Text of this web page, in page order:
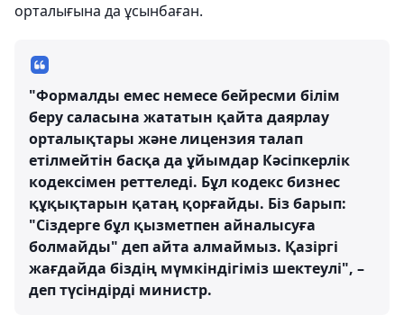
орталығына да ұсынбаған.
"Формалды емес немесе бейресми білім
беру саласына жататын қайта даярлау
орталықтары және лицензия талап
етілмейтін басқа да ұйымдар Кәсіпкерлік
кодексімен реттеледі. Бұл кодекс бизнес
құқықтарын қатаң қорғайды. Біз барып:
"Сіздерге бұл қызметпен айналысуға
болмайды" деп айта алмаймыз. Қазіргі
жағдайда біздің мүмкіндігіміз шектеулі", –
деп түсіндірді министр.